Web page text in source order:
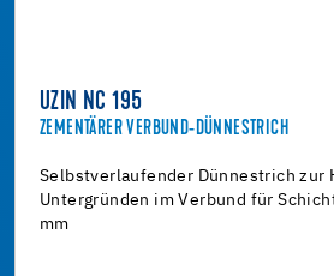
UZIN NC 195
ZEMENTÄRER VERBUND-DÜNNESTRICH
Selbstverlaufender Dünnestrich zur
Untergründen im Verbund für
mm